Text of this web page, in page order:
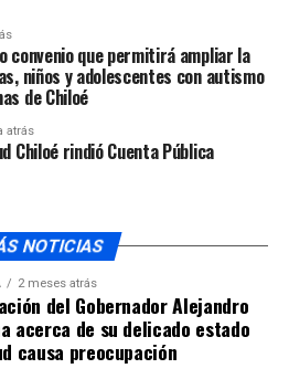
convenio que permitirá ampliar la
niños y adolescentes con autismo
de Chiloé
atrás
Chiloé rindió Cuenta Pública
NOTICIAS
2 meses atrás
del Gobernador Alejandro
acerca de su delicado estado
causa preocupación